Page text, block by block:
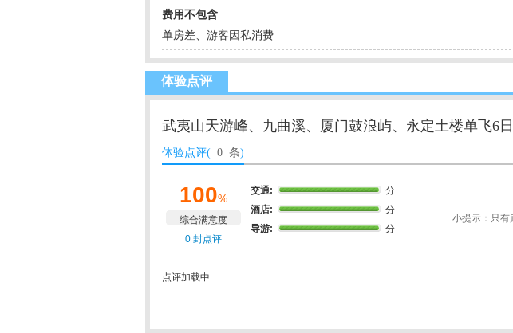
费用不包含
单房差、游客因私消费
体验点评
武夷山天游峰、九曲溪、厦门鼓浪屿、永定土楼单飞6日
体验点评( 0 条)
100%
综合满意度
0 封点评
交通:
分
酒店:
分
导游:
分
小提示：只有
点评加载中...